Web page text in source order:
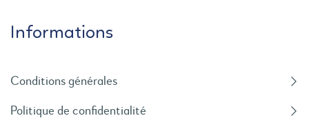
Informations
Conditions générales
Politique de confidentialité